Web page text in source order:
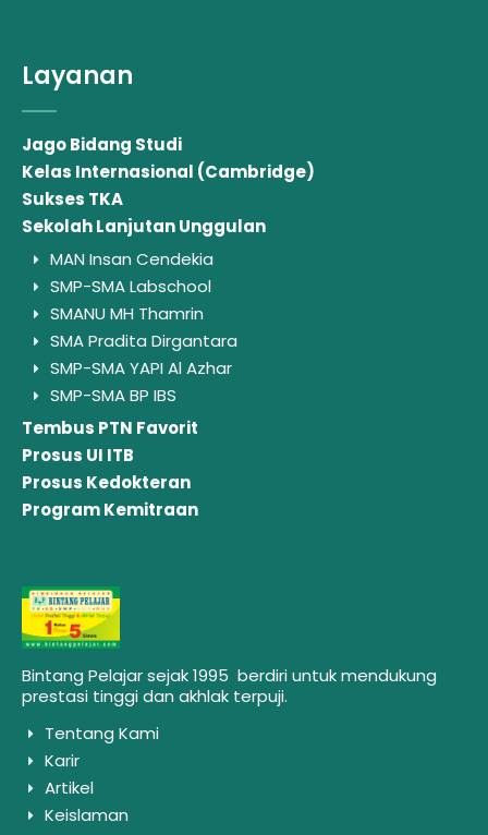
Bintang Pelajar sejak 1995 berdiri untuk mendukung
prestasi tinggi dan akhlak terpuji.
Tentang Kami
Karir
Artikel
Keislaman
Layanan
Jago Bidang Studi
Kelas Internasional (Cambridge)
Sukses TKA
Sekolah Lanjutan Unggulan
MAN Insan Cendekia
SMP-SMA Labschool
SMANU MH Thamrin
SMA Pradita Dirgantara
SMP-SMA YAPI Al Azhar
SMP-SMA BP IBS
Tembus PTN Favorit
Prosus UI ITB
Prosus Kedokteran
Program Kemitraan